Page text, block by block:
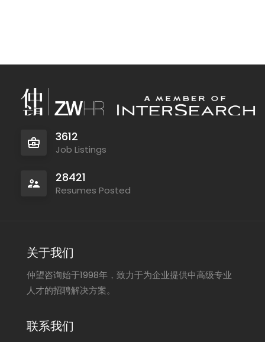
3612
Job Listings
28421
Resumes Posted
关于我们
仲望咨询始于1998年，致力于为企业提供中高级专业
人才的招聘解决方案。
联系我们